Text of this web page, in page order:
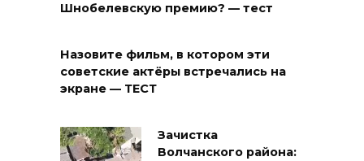
Шнобелевскую премию? — тест
Назовите фильм, в котором эти
советские актёры встречались на
экране — ТЕСТ
Зачистка
Волчанского района: